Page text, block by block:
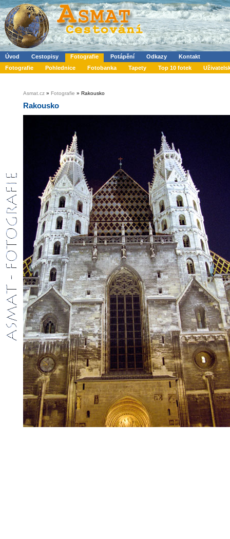
Úvod Cestopisy Fotografie Potápění Odkazy
Kontakt
Fotografie
Pohlednice Fotobanka Tapety Top 10 fotek
Asmat.cz » Fotografie » Rakousko
Rakousko